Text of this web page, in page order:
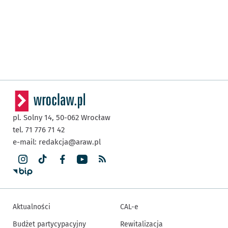
pl. Solny 14, 50-062 Wrocław
tel. 71 776 71 42
e-mail: redakcja@araw.pl
Aktualności
Budżet partycypacyjny
CAL-e
Rewitalizacja